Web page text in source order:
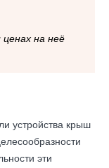
на неё
устройства крыш
эти